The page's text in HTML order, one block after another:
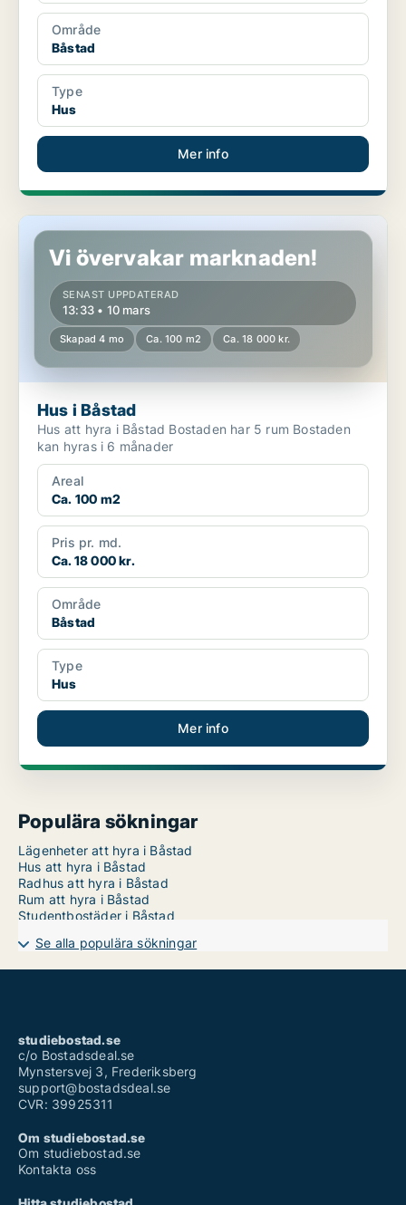
Område
Båstad
Type
Hus
Mer info
Hus i Båstad
Vi övervakar marknaden!
SENAST UPPDATERAD
13:33 • 10 mars
Skapad 4 mo Ca. 100 m2 Ca. 18 000 kr.
Hus i Båstad
Hus att hyra i Båstad Bostaden har 5 rum Bostaden
kan hyras i 6 månader
Areal
Ca. 100 m2
Pris pr. md.
Ca. 18 000 kr.
Område
Båstad
Type
Hus
Mer info
Populära sökningar
Lägenheter att hyra i Båstad
Hus att hyra i Båstad
Radhus att hyra i Båstad
Rum att hyra i Båstad
Studentbostäder i Båstad
Se alla populära sökningar
studiebostad.se
c/o Bostadsdeal.se
Mynstersvej 3, Frederiksberg
support@bostadsdeal.se
CVR: 39925311
Om studiebostad.se
Om studiebostad.se
Kontakta oss